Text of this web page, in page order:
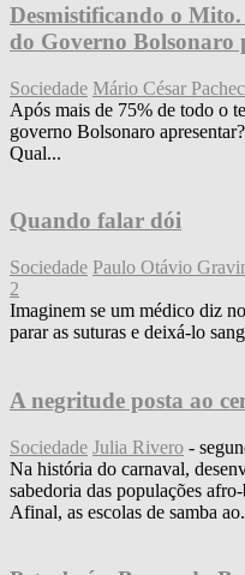
Desmistificando o
do Governo Bolsonaro
Sociedade Mário César
Após mais de 75% de todo o
governo Bolsonaro
Qual...
Quando falar dói
Sociedade Paulo Otávio
2
Imaginem se um médico diz
parar as suturas e deixá-lo
A negritude posta ao
Sociedade Julia Rivero -
Na história do carnaval,
sabedoria das populações
Afinal, as escolas de samba